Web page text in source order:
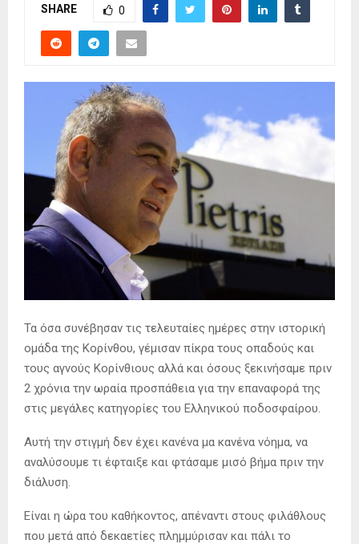
SHARE 0
Τα όσα συνέβησαν τις τελευταίες ημέρες στην ιστορική
ομάδα της Κορίνθου, γέμισαν πίκρα τους οπαδούς και
τους αγνούς Κορίνθιους αλλά και όσους ξεκινήσαμε πριν
2 χρόνια την ωραία προσπάθεια για την επαναφορά της
στις μεγάλες κατηγορίες του Ελληνικού ποδοσφαίρου.
Αυτή την στιγμή δεν έχει κανένα μα κανένα νόημα, να
αναλύσουμε τι έφταιξε και φτάσαμε μισό βήμα πριν την
διάλυση.
Είναι η ώρα του καθήκοντος, απέναντι στους φιλάθλους
που μετά από δεκαετίες πλημμύρισαν και πάλι το